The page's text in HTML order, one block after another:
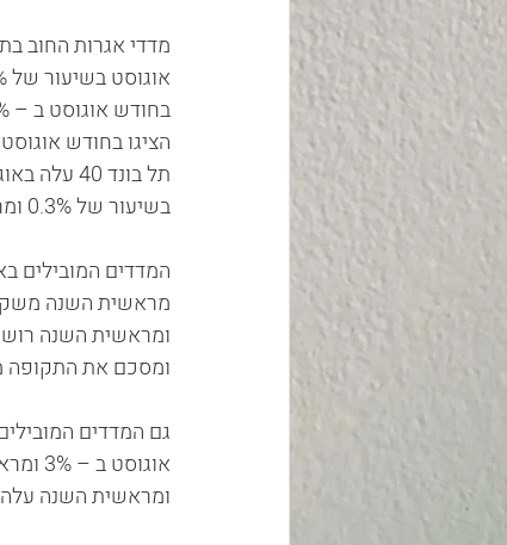
מדדי אגרות החוב
בשיעור של 0.3% ומראשית השנה עלה ב – 3.6%.
ומסכם את התקופה
ומראשית השנה עלה ב –